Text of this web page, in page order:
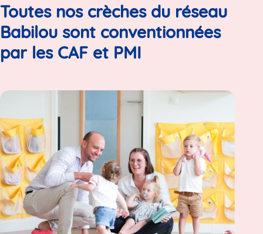
Toutes nos crèches du réseau
Babilou sont conventionnées
par les CAF et PMI